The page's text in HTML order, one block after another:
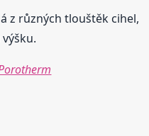
z různých tlouštěk cihel,